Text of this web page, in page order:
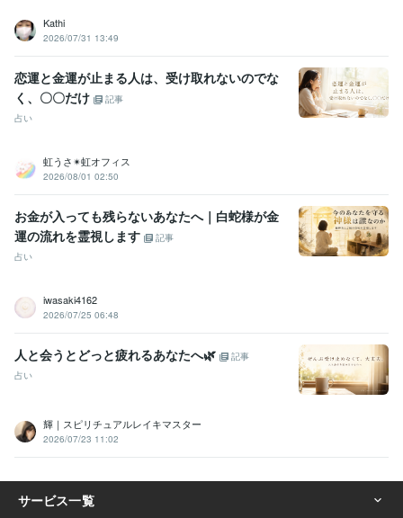
Kathi
2026/07/31 13:49
恋運と金運が止まる人は、受け取れないのでな
く、〇〇だけ
記事
占い
虹うさ✴︎虹オフィス
2026/08/01 02:50
お金が入っても残らないあなたへ｜白蛇様が金
運の流れを霊視します
記事
占い
iwasaki4162
2026/07/25 06:48
人と会うとどっと疲れるあなたへ🌿
記事
占い
輝｜スピリチュアルレイキマスター
2026/07/23 11:02